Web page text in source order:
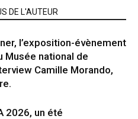
DE L'AUTEUR
l’exposition-évènement
Musée national de
Camille Morando,
2026, un été